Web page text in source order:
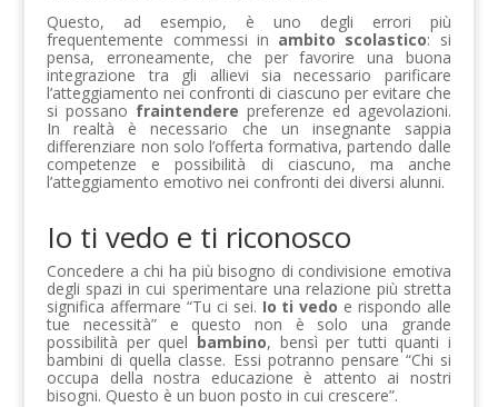
Questo, ad esempio, è uno degli errori più
frequentemente commessi in ambito scolastico: si
pensa, erroneamente, che per favorire una buona
integrazione tra gli allievi sia necessario parificare
l’atteggiamento nei confronti di ciascuno per evitare che
si possano fraintendere preferenze ed agevolazioni.
In realtà è necessario che un insegnante sappia
differenziare non solo l’offerta formativa, partendo dalle
competenze e possibilità di ciascuno, ma anche
l’atteggiamento emotivo nei confronti dei diversi alunni.
Io ti vedo e ti riconosco
Concedere a chi ha più bisogno di condivisione emotiva
degli spazi in cui sperimentare una relazione più stretta
significa affermare “Tu ci sei. Io ti vedo e rispondo alle
tue necessità” e questo non è solo una grande
possibilità per quel bambino, bensì per tutti quanti i
bambini di quella classe. Essi potranno pensare “Chi si
occupa della nostra educazione è attento ai nostri
bisogni. Questo è un buon posto in cui crescere”.